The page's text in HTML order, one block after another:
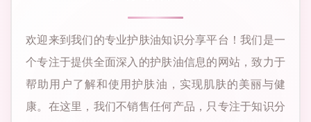
欢迎来到我们的专业护肤油知识分享平台！我们是一
个专注于提供全面深入的护肤油信息的网站，致力于
帮助用户了解和使用护肤油，实现肌肤的美丽与健
康。在这里，我们不销售任何产品，只专注于知识分